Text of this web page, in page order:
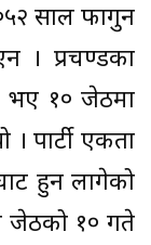
साल फागुन
। प्रचण्डका
भए १० जेठमा
पार्टी एकता
हुन लागेको
जेठको १० गते